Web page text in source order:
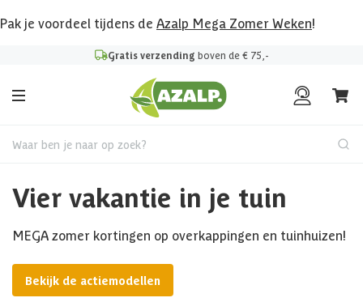
Pak je voordeel tijdens de Azalp Mega Zomer Weken!
Gratis verzending boven de € 75,-
Waar ben je naar op zoek?
Vier vakantie in je tuin
MEGA zomer kortingen op overkappingen en tuinhuizen!
Bekijk de actiemodellen